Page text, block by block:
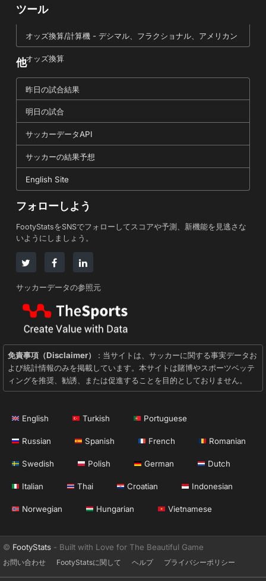
ツール
オッズ換算/計算機 - デシマル、フラクショナル、アメリカン
オッズ換算
他
昨日の試合結果
明日の試合
サッカーデータAPI
サッカーの結果予想
English Site
フォローしよう
FootyStatsをSNSでフォローしてスコアや予測、新機能を見逃さな
いようにしましょう。
サッカーデータの参照元
免責事項（Disclaimer）
: 当サイトは、サッカーに関する事実データお
よび統計情報のみを掲載しています。本サイトは賭博やスポーツベッテ
ィングを推奨、勧誘、または促進することを目的としておりません。
English Turkish Portuguese
Russian Spanish French Romanian
Swedish Polish German Dutch
Italian Thai Croatian Indonesian
Norwegian Hungarian Vietnamese
© FootyStats - Built with Love for The Beautiful Game
お問い合わせ FootyStatsに関して ヘルプ プライバシーポリシー